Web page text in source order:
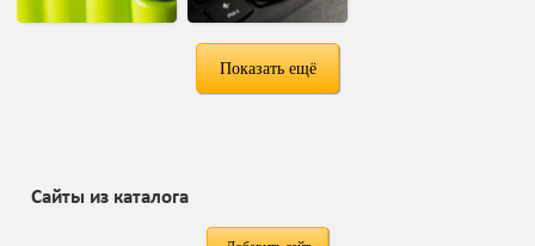
Показать ещё
Сайты из каталога